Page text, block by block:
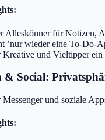
Alleskönner für Notizen,
’nur wieder eine To-Do-
Kreative und Vieltipper ein
Social:
und soziale